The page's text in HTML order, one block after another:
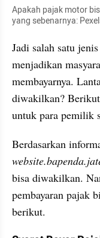
Apakah pajak motor
yang sebenarnya:
Jadi salah satu
menjadikan
membayarnya.
diwakilkan?
untuk para pemilik
bisa diwakilkan.
pembayaran pajak
berikut.